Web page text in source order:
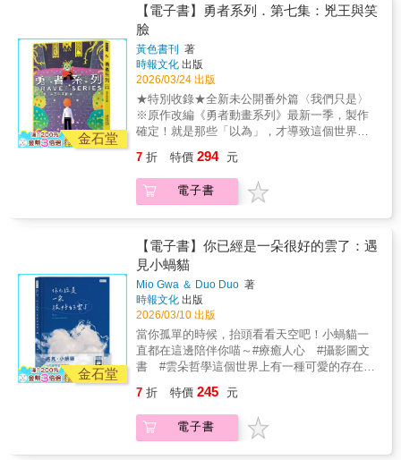
在南州巷弄間發掘有趣的人類。
哪一方，他都必須擺出最和善、可信的笑容，
卻從沒有人問過他內心真正的感受。兇王與笑
臉，都為了他人的幸福，交出了自己的意志。
然而這樣的犧牲，真的能夠被理解嗎？※關於
【勇者系列】※這個故事，不僅止於勇者與魔
族的對立，而是讓讀者一起思考、選擇與理解
的冒險旅程。無論是勇者、魔王、龍族，甚至
是神，都將面對自身信念的衝突。而當善與惡
不再如此黑白分明，你願意成為怎麼樣的勇
者？本系列作品曾入選文化部「第42次中小學
雲榜」，並被改編為《勇者動畫系列》影集，
第二季已於2025年上線，並確定製作新一季。
金石堂
【電子書】勇者系列．第七集：兇王與笑
臉
黃色書刊
著
時報文化 出版
2026/03/24 出版
★特別收錄★全新未公開番外篇〈我們只是〉
※原作改編《勇者動畫系列》最新一季，製作
確定！就是那些「以為」，才導致這個世界紛
出，推翻勇者國，親自登上王位。這一切，都
是為了維繫魔族與人類之間岌岌可危的平衡。
但他唯一的願望，卻是希望哥布林一族不再需
哪一方，他都必須擺出最和善、可信的笑容，
卻從沒有人問過他內心真正的感受。兇王與笑
臉，都為了他人的幸福，交出了自己的意志。
然而這樣的犧牲，真的能夠被理解嗎？※關於
【勇者系列】※這個故事，不僅止於勇者與魔
族的對立，而是讓讀者一起思考、選擇與理解
的冒險旅程。無論是勇者、魔王、龍族，甚至
是神，都將面對自身信念的衝突。而當善與惡
不再如此黑白分明，你願意成為怎麼樣的勇
者？本系列作品曾入選文化部「第42次中小學
雲榜」，並被改編為《勇者動畫系列》影集，
第二季已於2025年上線，並確定製作新一季。
7 折 特價 294 元
電子書
金石堂
【電子書】你已經是一朵很好的雲了：遇
見小蝸貓
Mio Gwa ＆ Duo Duo 著
時報文化 出版
2026/03/10 出版
當你孤單的時候，抬頭看看天空吧！小蝸貓一
直都在這邊陪伴你喵～#療癒人心 #攝影圖文
書 #雲朵哲學這個世界上有一種可愛的存在，
的小貓，很透明、很輕盈，藏在雲裡面。只有
你停下來，靜下心去看才能看見。他們似乎會
隨著風變化，有時候變得很大，有時候變得很
7 折 特價 245 元
電子書